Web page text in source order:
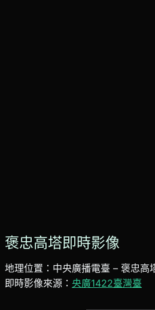
褒忠高塔即時影像
地理位置：中央廣播電臺 – 褒忠高
即時影像來源： 央廣1422臺灣臺